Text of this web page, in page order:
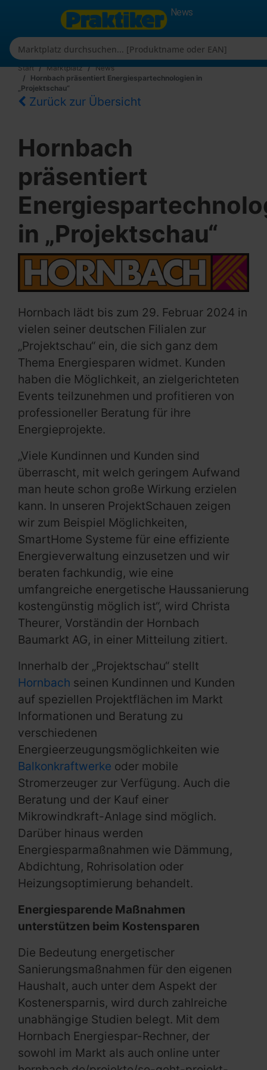
News
Start Marktplatz
News
Hornbach präsentiert Energiespartechnologien in
„Projektschau“
Zurück zur Übersicht
Hornbach
präsentiert
in „Projektschau“
Hornbach lädt bis zum 29. Februar 2024 in
vielen seiner deutschen Filialen zur
„Projektschau“ ein, die sich ganz dem
Thema Energiesparen widmet. Kunden
haben die Möglichkeit, an zielgerichteten
Events teilzunehmen und profitieren von
professioneller Beratung für ihre
Energieprojekte.
„Viele Kundinnen und Kunden sind
überrascht, mit welch geringem Aufwand
man heute schon große Wirkung erzielen
kann. In unseren ProjektSchauen zeigen
wir zum Beispiel Möglichkeiten,
SmartHome Systeme für eine effiziente
Energieverwaltung einzusetzen und wir
beraten fachkundig, wie eine
umfangreiche energetische Haussanierung
kostengünstig möglich ist“, wird Christa
Theurer, Vorständin der Hornbach
Baumarkt AG, in einer Mitteilung zitiert.
Innerhalb der „Projektschau“ stellt
Hornbach seinen Kundinnen und Kunden
auf speziellen Projektflächen im Markt
Informationen und Beratung zu
verschiedenen
Energieerzeugungsmöglichkeiten wie
Balkonkraftwerke oder mobile
Stromerzeuger zur Verfügung. Auch die
Beratung und der Kauf einer
Mikrowindkraft-Anlage sind möglich.
Darüber hinaus werden
Energiesparmaßnahmen wie Dämmung,
Abdichtung, Rohrisolation oder
Heizungsoptimierung behandelt.
Energiesparende Maßnahmen
unterstützen beim Kostensparen
Die Bedeutung energetischer
Sanierungsmaßnahmen für den eigenen
Haushalt, auch unter dem Aspekt der
Kostenersparnis, wird durch zahlreiche
unabhängige Studien belegt. Mit dem
Hornbach Energiespar-Rechner, der
sowohl im Markt als auch online unter